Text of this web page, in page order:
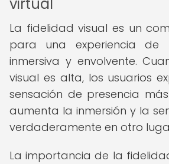
La fidelidad visual es un
para una experiencia de
inmersiva y envolvente.
visual es alta, los usuarios
sensación de presencia
aumenta la inmersión y la
verdaderamente en otro
La importancia de la